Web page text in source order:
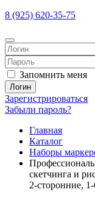
8 (925) 620-35-75
Запомнить меня
Логин
Зарегистрироваться
Забыли пароль?
Главная
Каталог
Наборы
скетчинга и
2-сторонние,